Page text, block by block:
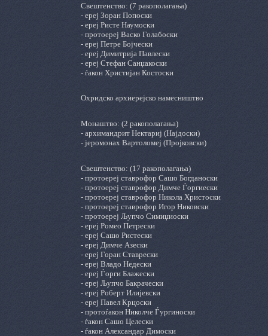
Свештенство: (7 ракополагања)
- ереј Зоран Попоски
- ереј Ристе Наумоски
- протоереј Васко Голабоски
- ереј Петре Бојчески
- ереј Димитрија Павлески
- ереј Стефан Санџакоски
- ѓакон Христијан Костоски
Охридско архиерејско намесништво
Монаштво: (2 ракополагања)
- архимандрит Нектариј (Најдоски)
- јеромонах Вартоломеј (Пројковски)
Свештенство: (17 ракополагања)
- протоереј ставрофор Сашо Богданоски
- протоереј ставрофор Димче Ѓоргиески
- протоереј ставрофор Никола Христоски
- протоереј ставрофор Игор Никовски
- протоереј Љупчо Симиџиоски
- ереј Ромео Петрески
- ереј Сашо Ристески
- ереј Димче Азески
- ереј Горан Ставрески
- ереј Владо Недески
- ереј Ѓорги Блажески
- ереј Љупчо Бакрачески
- ереј Роберт Илијевски
- ереј Павел Крцоски
- протоѓакон Николче Ѓургиноски
- ѓакон Сашо Целески
- ѓакон Александар Димоски